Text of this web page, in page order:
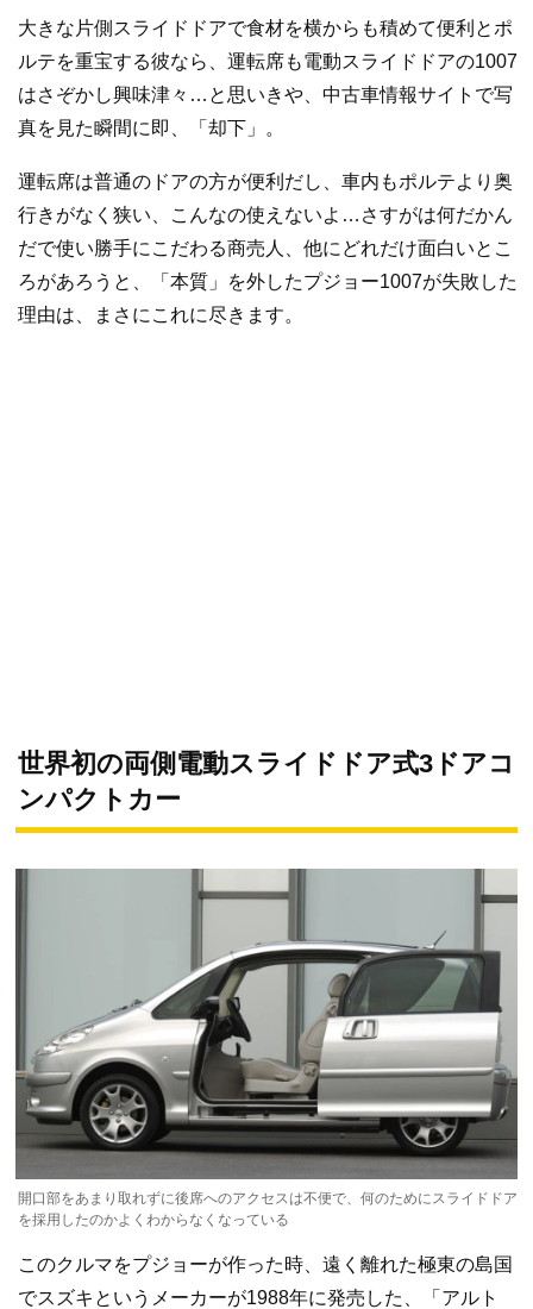
大きな片側スライドドアで食材を横からも積めて便利とポ
ルテを重宝する彼なら、運転席も電動スライドドアの1007
はさぞかし興味津々…と思いきや、中古車情報サイトで写
真を見た瞬間に即、「却下」。
運転席は普通のドアの方が便利だし、車内もポルテより奥
行きがなく狭い、こんなの使えないよ…さすがは何だかん
だで使い勝手にこだわる商売人、他にどれだけ面白いとこ
ろがあろうと、「本質」を外したプジョー1007が失敗した
理由は、まさにこれに尽きます。
世界初の両側電動スライドドア式3ドアコ
ンパクトカー
開口部をあまり取れずに後席へのアクセスは不便で、何のためにスライドドア
を採用したのかよくわからなくなっている
このクルマをプジョーが作った時、遠く離れた極東の島国
でスズキというメーカーが1988年に発売した、「アルト